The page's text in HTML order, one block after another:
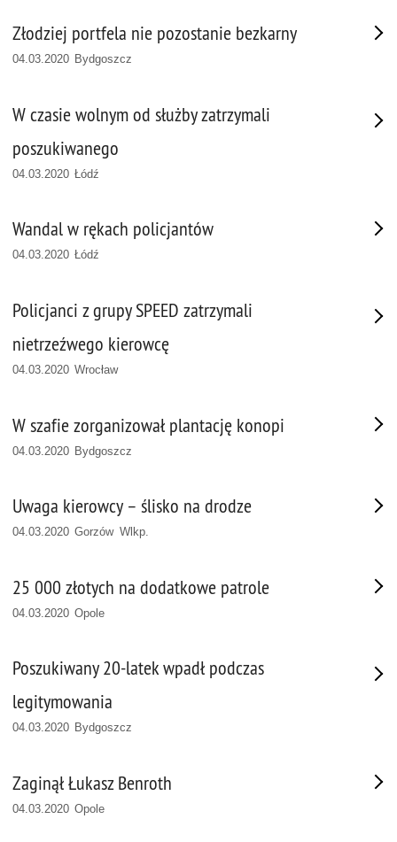
Złodziej portfela nie pozostanie bezkarny
04.03.2020 Bydgoszcz
W czasie wolnym od służby zatrzymali
poszukiwanego
04.03.2020 Łódź
Wandal w rękach policjantów
04.03.2020 Łódź
Policjanci z grupy SPEED zatrzymali
nietrzeźwego kierowcę
04.03.2020 Wrocław
W szafie zorganizował plantację konopi
04.03.2020 Bydgoszcz
Uwaga kierowcy – ślisko na drodze
04.03.2020 Gorzów Wlkp.
25 000 złotych na dodatkowe patrole
04.03.2020 Opole
Poszukiwany 20-latek wpadł podczas
legitymowania
04.03.2020 Bydgoszcz
Zaginął Łukasz Benroth
04.03.2020 Opole